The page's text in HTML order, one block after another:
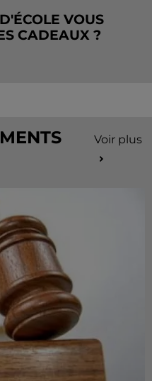
VOUS
CADEAUX ?
Voir plus